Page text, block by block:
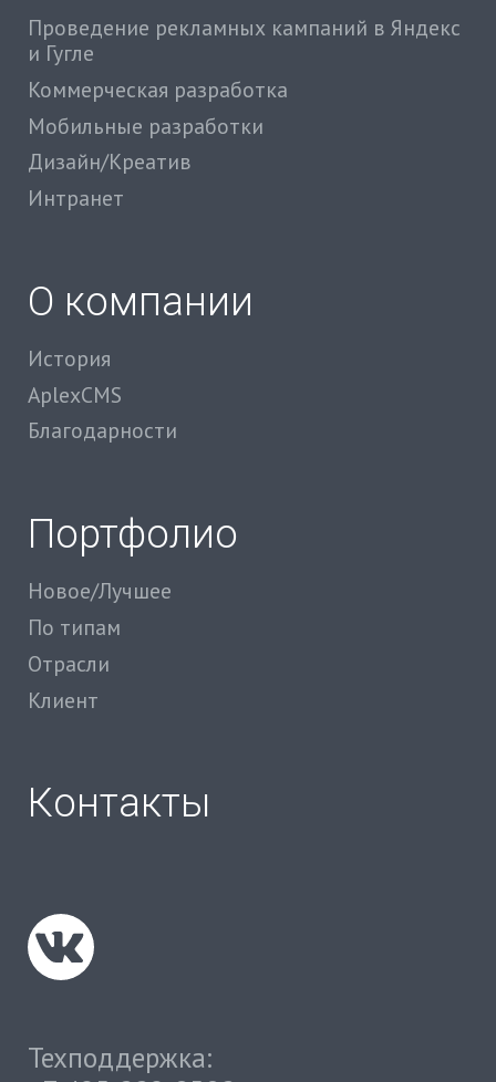
Проведение рекламных кампаний в Яндекс
и Гугле
Коммерческая разработка
Мобильные разработки
Дизайн/Креатив
Интранет
О компании
История
AplexCMS
Благодарности
Портфолио
Новое/Лучшее
По типам
Отрасли
Клиент
Контакты
Техподдержка: